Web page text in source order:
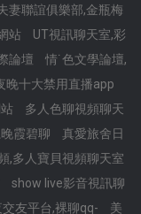
妻聯誼俱樂部,金瓶梅
站
UT視訊聊天室,彩
論壇
情˙色文學論壇,
晚十大禁用直播app
多人色聊視頻聊天
霞碧聊
真愛旅舍日
,多人寶貝視頻聊天室
show live影音視訊聊
友平台,裸聊qq- 美